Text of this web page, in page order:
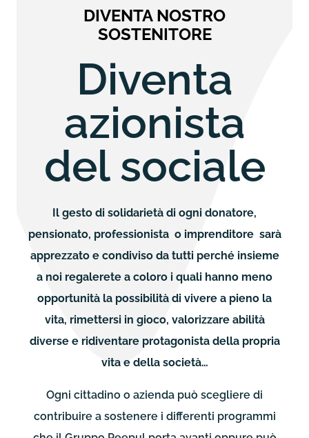
DIVENTA NOSTRO
SOSTENITORE
Diventa
azionista
del sociale
Il gesto di solidarietà di ogni donatore,
pensionato, professionista o imprenditore sarà
apprezzato e condiviso da tutti perché insieme
a noi regalerete a coloro i quali hanno meno
opportunità la possibilità di vivere a pieno la
vita, rimettersi in gioco, valorizzare abilità
diverse e ridiventare protagonista della propria
vita e della società…
Ogni cittadino o azienda può scegliere di
contribuire a sostenere i differenti programmi